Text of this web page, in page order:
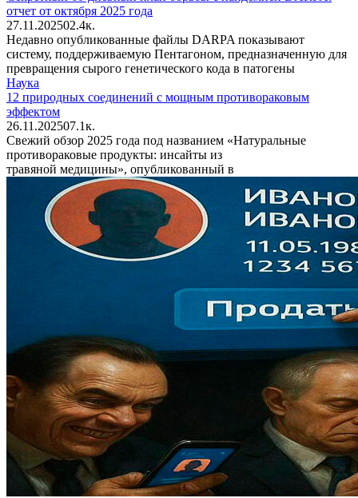
отчет от октября 2025 года
27.11.202502.4к.
Недавно опубликованные файлы DARPA показывают
систему, поддерживаемую Пентагоном, предназначенную для
превращения сырого генетического кода в патогены
Наука
12 природных соединений с мощным противораковым
эффектом
26.11.202507.1к.
Свежий обзор 2025 года под названием «Натуральные
противораковые продукты: инсайты из
травяной медицины», опубликованный в